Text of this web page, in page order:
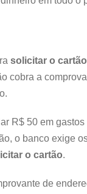
solicitar o
cobra a
R$ 50 em
o banco exige
o cartão.
de